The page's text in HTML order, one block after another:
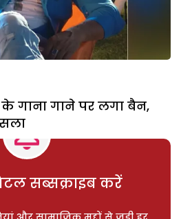
के गाना गाने पर लगा बैन,
सब्सक्राइब करें